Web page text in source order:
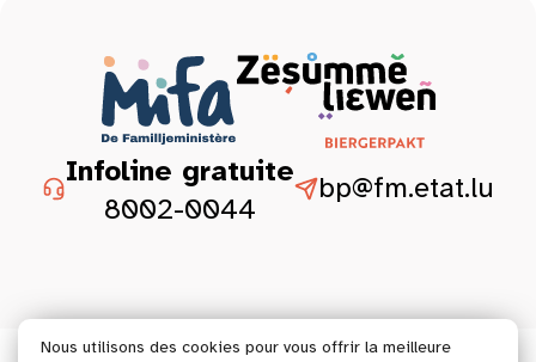
Infoline gratuite
8002-0044
bp@fm.etat.lu
Nous utilisons des cookies pour vous offrir la meilleure